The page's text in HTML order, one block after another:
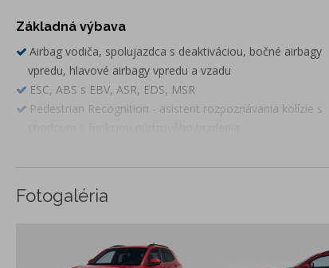
Základná výbava
Airbag vodiča, spolujazdca s deaktiváciou, bočné airbagy
vpredu, hlavové airbagy vpredu a vzadu
ESC, ABS s EBV, ASR, EDS, MSR
Pedestrian Recognition - asistent rozpoznávania kolízie s
vozidlom a systém núdzového brzdenia
Lane Assist - asistent zachovania jazdného pruhu
LED predné svetlomety, LED zadné svetlá
Systém rozpoznania únavy vodiča
Predné hlavové opierky bezpečnostne optimalizované, 3
Fotogaléria